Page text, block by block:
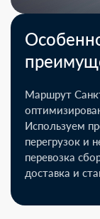
Маршрут
Используем
перегрузок и
перевозка
доставка и